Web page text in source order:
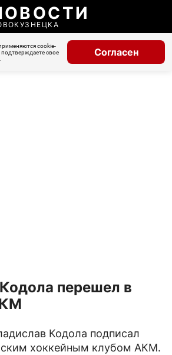
cookie-
свое
Согласен
перешел в
Кодола подписал
хоккейным клубом АКМ.